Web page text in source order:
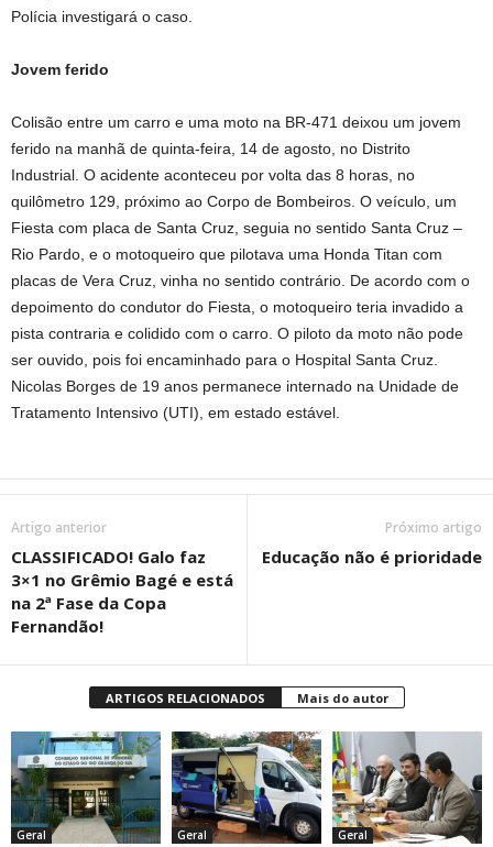
Polícia investigará o caso.
Jovem ferido
Colisão entre um carro e uma moto na BR-471 deixou um jovem
ferido na manhã de quinta-feira, 14 de agosto, no Distrito
Industrial. O acidente aconteceu por volta das 8 horas, no
quilômetro 129, próximo ao Corpo de Bombeiros. O veículo, um
Fiesta com placa de Santa Cruz, seguia no sentido Santa Cruz –
Rio Pardo, e o motoqueiro que pilotava uma Honda Titan com
placas de Vera Cruz, vinha no sentido contrário. De acordo com o
depoimento do condutor do Fiesta, o motoqueiro teria invadido a
pista contraria e colidido com o carro. O piloto da moto não pode
ser ouvido, pois foi encaminhado para o Hospital Santa Cruz.
Nicolas Borges de 19 anos permanece internado na Unidade de
Tratamento Intensivo (UTI), em estado estável.
Artigo anterior
CLASSIFICADO! Galo faz
3×1 no Grêmio Bagé e está
na 2ª Fase da Copa
Fernandão!
Próximo artigo
Educação não é prioridade
ARTIGOS RELACIONADOS Mais do autor
Geral Geral Geral